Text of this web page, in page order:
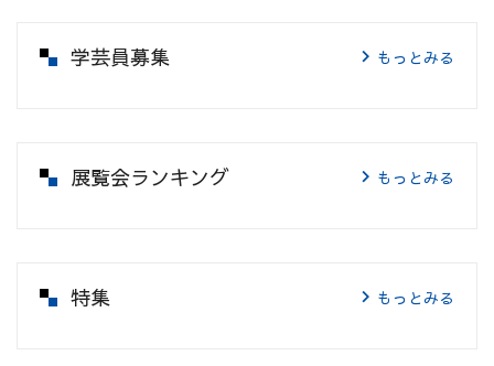
学芸員募集 もっとみる
展覧会ランキング もっとみる
特集 もっとみる